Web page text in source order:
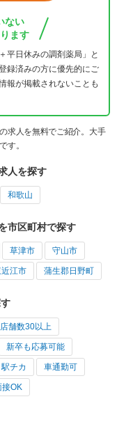
ない
ます
平日休みの調剤薬局」と
録済みの方に優先的にご
報が掲載されないことも
求人を無料でご紹介。大手
す。
人を探す
和歌山
市区町村で探す
草津市 守山市
江市 蒲生郡日野町
店舗数30以上
新卒も応募可能
駅チカ 車通勤可
接OK